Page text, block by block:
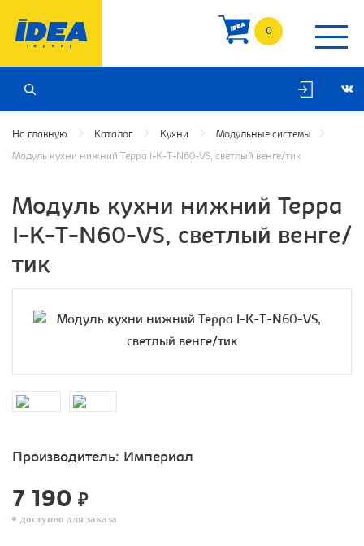
0
На главную Каталог Кухни Модульные системы
Модуль кухни нижний Терра I-K-T-N60-VS, светлый венге/тик
Модуль кухни нижний Терра
I-K-T-N60-VS, светлый венге/
тик
Производитель: Империал
7 190 ₽
доступно для заказа